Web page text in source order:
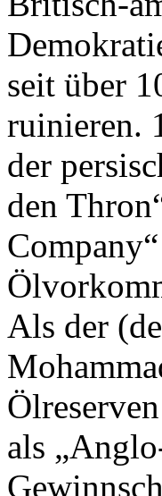
seit über
ruinieren.
der
den
Als der
als